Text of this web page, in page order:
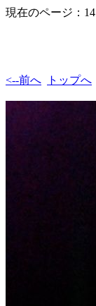
現在のページ：14
<--前へ トップへ